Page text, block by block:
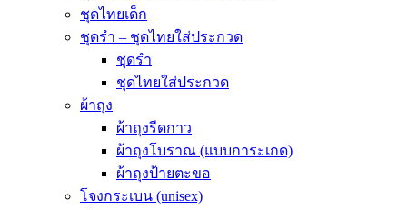
ชุดไทยเด็ก
ชุดรำ – ชุดไทยใส่ประกวด
ชุดรำ
ชุดไทยใส่ประกวด
ผ้าถุง
ผ้าถุงรีดกาว
ผ้าถุงโบราณ (แบบการะเกด)
ผ้าถุงป้ายตะขอ
โจงกระเบน (unisex)